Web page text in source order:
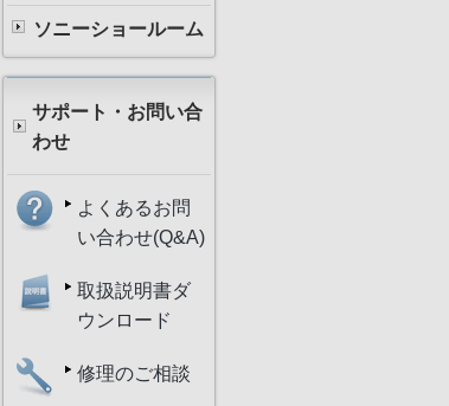
ソニーショールーム
サポート・お問い合
わせ
よくあるお問
い合わせ(Q&A)
取扱説明書ダ
ウンロード
修理のご相談